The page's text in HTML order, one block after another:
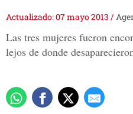
Actualizado: 07 mayo 2013 /
Las tres mujeres fueron
lejos de donde